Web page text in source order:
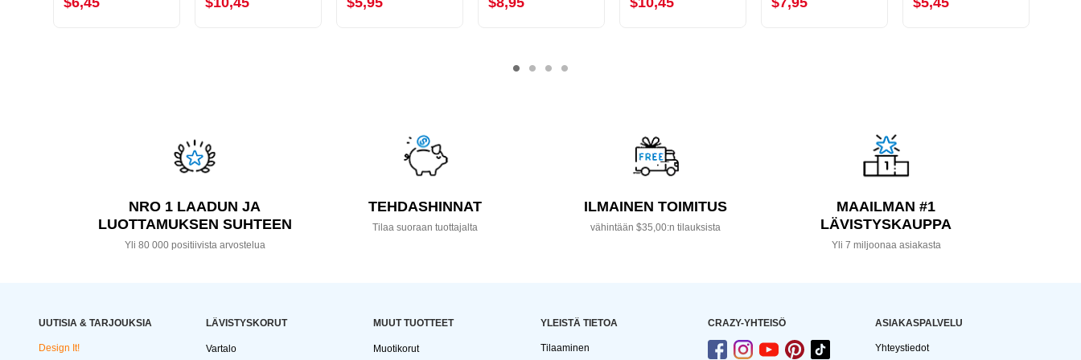
NRO 1 LAADUN JA
LUOTTAMUKSEN SUHTEEN
Yli 80 000 positiivista arvostelua
TEHDASHINNAT
Tilaa suoraan tuottajalta
ILMAINEN TOIMITUS
vähintään $35,00:n tilauksista
MAAILMAN #1
LÄVISTYSKAUPPA
Yli 7 miljoonaa asiakasta
UUTISIA & TARJOUKSIA
Design It!
LÄVISTYSKORUT
Vartalo
MUUT TUOTTEET
Muotikorut
YLEISTÄ TIETOA
Tilaaminen
CRAZY-YHTEISÖ ASIAKASPALVELU
Yhteystiedot